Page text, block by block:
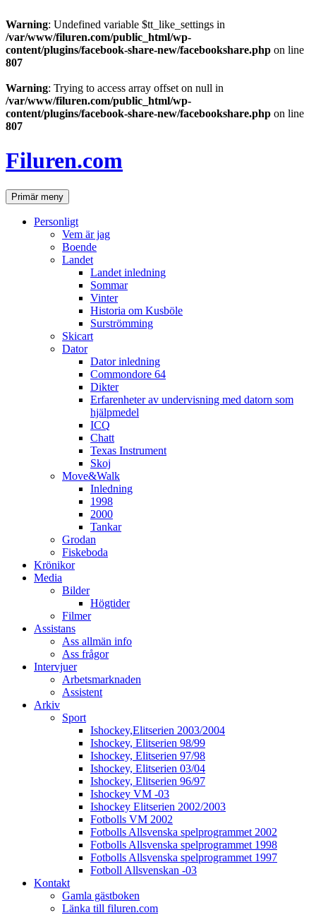
Warning: Undefined variable $tt_like_settings in
/var/www/filuren.com/public_html/wp-
content/plugins/facebook-share-new/facebookshare.php on line
807
Warning: Trying to access array offset on null in
/var/www/filuren.com/public_html/wp-
content/plugins/facebook-share-new/facebookshare.php on line
807
till
innehåll
Filuren.com
SökPrimär meny
Personligt
Vem är jag
Boende
Landet
Landet inledning
Sommar
Vinter
Historia om Kusböle
Surströmming
Skicart
Dator
Dator inledning
Commondore 64
Dikter
Erfarenheter av undervisning med datorn som
hjälpmedel
ICQ
Chatt
Texas Instrument
Skoj
Move&Walk
Inledning
1998
2000
Tankar
Grodan
Fiskeboda
Krönikor
Media
Bilder
Högtider
Filmer
Assistans
Ass allmän info
Ass frågor
Intervjuer
Arbetsmarknaden
Assistent
Arkiv
Sport
Ishockey,Elitserien 2003/2004
Ishockey, Elitserien 98/99
Ishockey, Elitserien 97/98
Ishockey, Elitserien 03/04
Ishockey, Elitserien 96/97
Ishockey VM -03
Ishockey Elitserien 2002/2003
Fotbolls VM 2002
Fotbolls Allsvenska spelprogrammet 2002
Fotbolls Allsvenska spelprogrammet 1998
Fotbolls Allsvenska spelprogrammet 1997
Fotboll Allsvenskan -03
Kontakt
Gamla gästboken
Länka till filuren.com